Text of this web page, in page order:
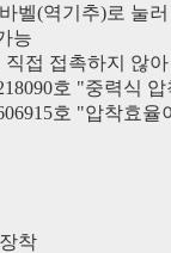
벨(역기추)로 눌
능
접 접촉하지 않
호 "중력식
호 "압착효
착